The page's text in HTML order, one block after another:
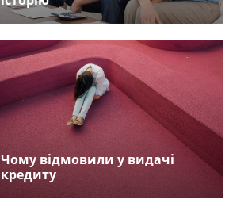
Чому відмовили у видачі
кредиту